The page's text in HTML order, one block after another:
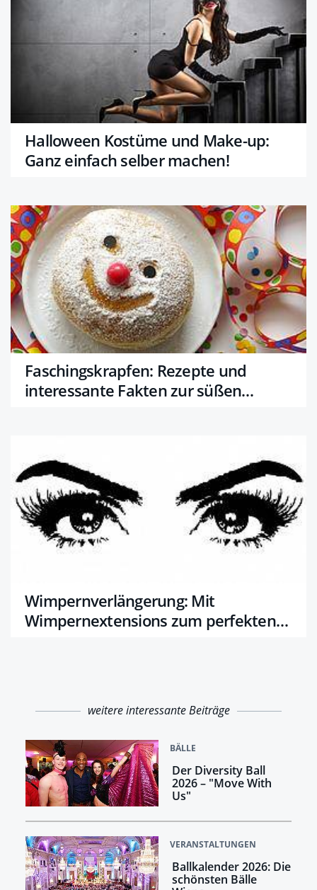
Halloween Kostüme und Make-up:
Ganz einfach selber machen!
Faschingskrapfen: Rezepte und
interessante Fakten zur süßen
Wimpernverlängerung: Mit
Wimpernextensions zum perfekten
weitere interessante Beiträge
BÄLLE
Der Diversity Ball
2026 – "Move With
Us"
VERANSTALTUNGEN
Ballkalender 2026: Die
schönsten Bälle